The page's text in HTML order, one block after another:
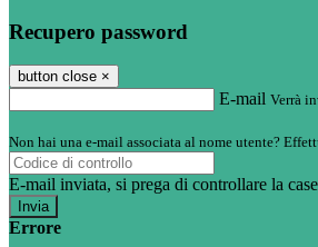
Recupero password
button close ×
E-mail Verrà
Non hai una e-mail associata al nome utente?
E-mail inviata, si prega di controllare la
Errore